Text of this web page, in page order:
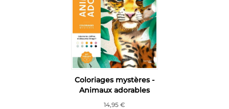
Coloriages mystères -
Animaux adorables
14,95 €